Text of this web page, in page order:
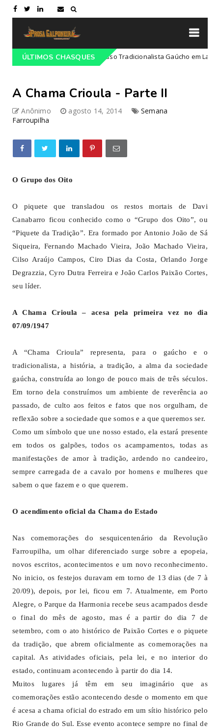
ÚLTIMOS CHASQUES
Programação do 68º Congresso Tradicionalista Gaúcho em Lajeado-RS
A Chama Crioula - Parte II
Anônimo agosto 14, 2014
Semana
Farroupilha
O Grupo dos Oito
O piquete que transladou os restos mortais de Davi
Canabarro ficou conhecido como o “Grupo dos Oito”, ou
“Piquete da Tradição”. Era formado por Antonio João de Sá
Siqueira, Fernando Machado Vieira, João Machado Vieira,
Cilso Araújo Campos, Ciro Dias da Costa, Orlando Jorge
Degrazzia, Cyro Dutra Ferreira e João Carlos Paixão Cortes,
seu líder.
A Chama Crioula – acesa pela primeira vez no dia
07/09/1947
A “Chama Crioula” representa, para o gaúcho e o
tradicionalista, a história, a tradição, a alma da sociedade
gaúcha, construída ao longo de pouco mais de três séculos.
Em torno dela construímos um ambiente de reverência ao
passado, de culto aos feitos e fatos que nos orgulham, de
reflexão sobre a sociedade que somos e a que queremos ser.
Como um símbolo que une nosso estado, ela estará presente
em todos os galpões, todos os acampamentos, todas as
manifestações de amor à tradição, ardendo no candeeiro,
sempre carregada de a cavalo por homens e mulheres que
sabem o que fazem e o que querem.
O acendimento oficial da Chama do Estado
Nas comemorações do sesquicentenário da Revolução
Farroupilha, um olhar diferenciado surge sobre a epopeia,
novos escritos, acontecimentos e um novo reconhecimento.
No inicio, os festejos duravam em torno de 13 dias (de 7 à
20/09), depois, por lei, ficou em 7. Atualmente, em Porto
Alegre, o Parque da Harmonia recebe seus acampados desde
o final do mês de agosto, mas é a partir do dia 7 de
setembro, com o ato histórico de Paixão Cortes e o piquete
da tradição, que abrem oficialmente as comemorações na
capital. As atividades oficiais, pela lei, e no interior do
estado, continuam acontecendo à partir do dia 14.
Muitos lugares já têm em seu imaginário que as
comemorações estão acontecendo desde o momento em que
é acesa a chama oficial do estrado em um sítio histórico pelo
Rio Grande do Sul. Esse evento acontece sempre no final de